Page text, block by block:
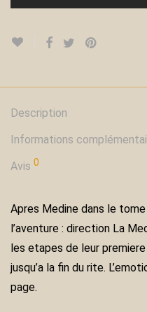
Description
Informations
Avis 0
Apres Medine dans le
l’aventure : direction La
les etapes de leur premiere
jusqu’a la fin du rite.
page.